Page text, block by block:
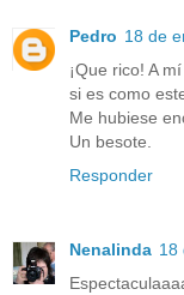
Pedro 18 de
¡Que rico! A
si es como
Me hubiese
Un besote.
Responder
Nenalinda 18